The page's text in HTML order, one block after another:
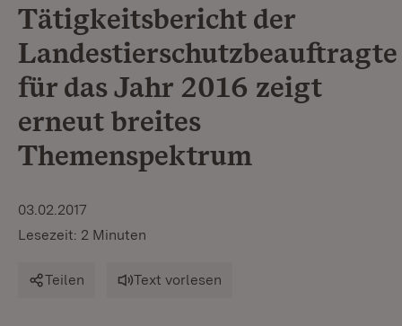
Tätigkeitsbericht der
Landestierschutzbeauftragte
für das Jahr 2016 zeigt
erneut breites
Themenspektrum
03.02.2017
Lesezeit: 2 Minuten
Teilen Text vorlesen